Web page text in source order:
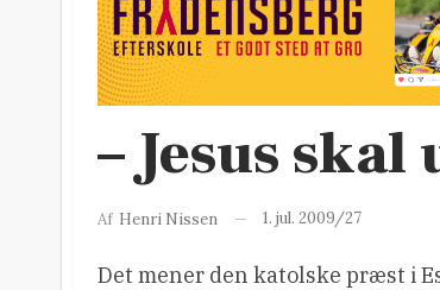
– Jesus skal
Af Henri Nissen 1. jul. 2009/27
Det mener den katolske præst i